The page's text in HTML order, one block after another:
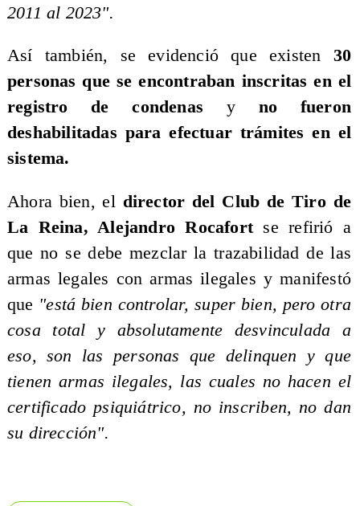
2011 al 2023".
Así también, se evidenció que existen 30
personas que se encontraban inscritas en el
registro de condenas y no fueron
deshabilitadas para efectuar trámites en el
sistema.
Ahora bien, el director del Club de Tiro de
La Reina, Alejandro Rocafortse refirió a
que no se debe mezclar la trazabilidad de las
armas legales con armas ilegales y manifestó
que "está bien controlar, super bien, pero otra
cosa total y absolutamente desvinculada a
eso, son las personas que delinquen y que
tienen armas ilegales, las cuales no hacen el
certificado psiquiátrico, no inscriben, no dan
su dirección".